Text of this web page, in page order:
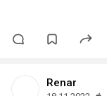
Renar